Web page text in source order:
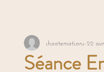
Séance
shootemotions 22 avr.